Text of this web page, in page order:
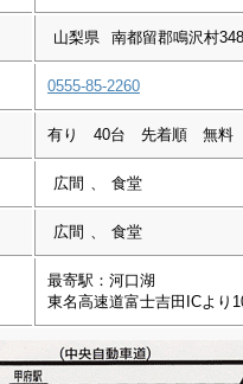
山梨県 南都留郡鳴沢村
0555-85-2260
有り 40台 先着順 無料
広間 、 食堂
広間 、 食堂
最寄駅：河口湖
東名高速道富士吉田ICより